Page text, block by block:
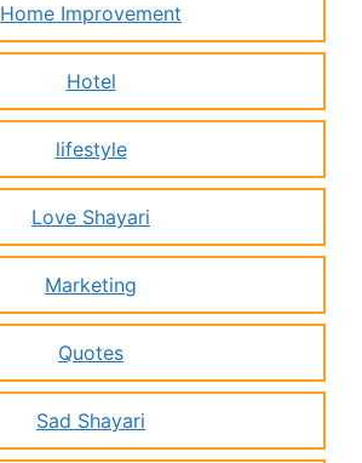
Home Improvement
Hotel
lifestyle
Love Shayari
Marketing
Quotes
Sad Shayari